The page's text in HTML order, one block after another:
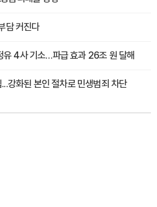
담 커진다
유 4사 기소…파급 효과 26조 원 달해
강화된 본인 절차로 민생범죄 차단